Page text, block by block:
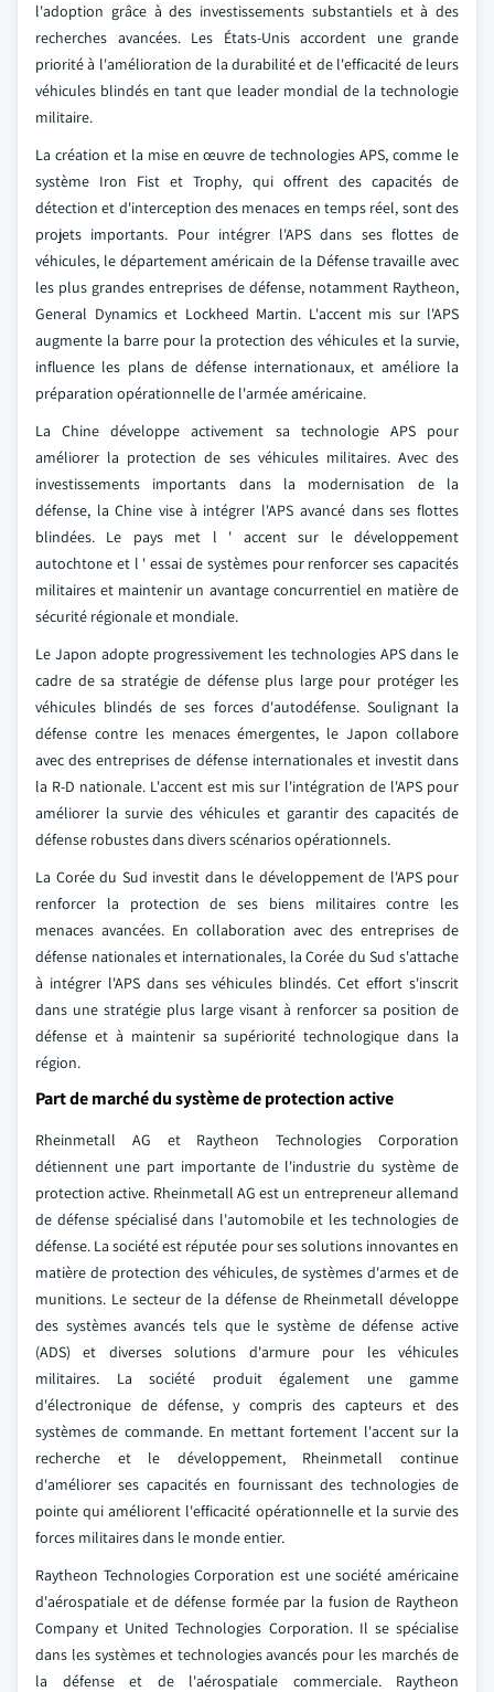
l'adoption grâce à des investissements substantiels et à des
recherches avancées. Les États-Unis accordent une grande
priorité à l'amélioration de la durabilité et de l'efficacité de leurs
véhicules blindés en tant que leader mondial de la technologie
militaire.
La création et la mise en œuvre de technologies APS, comme le
système Iron Fist et Trophy, qui offrent des capacités de
détection et d'interception des menaces en temps réel, sont des
projets importants. Pour intégrer l'APS dans ses flottes de
véhicules, le département américain de la Défense travaille avec
les plus grandes entreprises de défense, notamment Raytheon,
General Dynamics et Lockheed Martin. L'accent mis sur l'APS
augmente la barre pour la protection des véhicules et la survie,
influence les plans de défense internationaux, et améliore la
préparation opérationnelle de l'armée américaine.
La Chine développe activement sa technologie APS pour
améliorer la protection de ses véhicules militaires. Avec des
investissements importants dans la modernisation de la
défense, la Chine vise à intégrer l'APS avancé dans ses flottes
blindées. Le pays met l ' accent sur le développement
autochtone et l ' essai de systèmes pour renforcer ses capacités
militaires et maintenir un avantage concurrentiel en matière de
sécurité régionale et mondiale.
Le Japon adopte progressivement les technologies APS dans le
cadre de sa stratégie de défense plus large pour protéger les
véhicules blindés de ses forces d'autodéfense. Soulignant la
défense contre les menaces émergentes, le Japon collabore
avec des entreprises de défense internationales et investit dans
la R-D nationale. L'accent est mis sur l'intégration de l'APS pour
améliorer la survie des véhicules et garantir des capacités de
défense robustes dans divers scénarios opérationnels.
La Corée du Sud investit dans le développement de l'APS pour
renforcer la protection de ses biens militaires contre les
menaces avancées. En collaboration avec des entreprises de
défense nationales et internationales, la Corée du Sud s'attache
à intégrer l'APS dans ses véhicules blindés. Cet effort s'inscrit
dans une stratégie plus large visant à renforcer sa position de
défense et à maintenir sa supériorité technologique dans la
région.
Part de marché du système de protection active
Rheinmetall AG et Raytheon Technologies Corporation
détiennent une part importante de l'industrie du système de
protection active. Rheinmetall AG est un entrepreneur allemand
de défense spécialisé dans l'automobile et les technologies de
défense. La société est réputée pour ses solutions innovantes en
matière de protection des véhicules, de systèmes d'armes et de
munitions. Le secteur de la défense de Rheinmetall développe
des systèmes avancés tels que le système de défense active
(ADS) et diverses solutions d'armure pour les véhicules
militaires. La société produit également une gamme
d'électronique de défense, y compris des capteurs et des
systèmes de commande. En mettant fortement l'accent sur la
recherche et le développement, Rheinmetall continue
d'améliorer ses capacités en fournissant des technologies de
pointe qui améliorent l'efficacité opérationnelle et la survie des
forces militaires dans le monde entier.
Raytheon Technologies Corporation est une société américaine
d'aérospatiale et de défense formée par la fusion de Raytheon
Company et United Technologies Corporation. Il se spécialise
dans les systèmes et technologies avancés pour les marchés de
la défense et de l'aérospatiale commerciale. Raytheon